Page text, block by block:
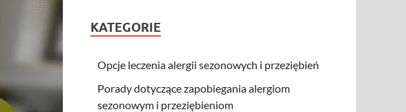
KATEGORIE
Opcje leczenia alergii sezonowych i przeziębień
Porady dotyczące zapobiegania alergiom
sezonowym i przeziębieniom